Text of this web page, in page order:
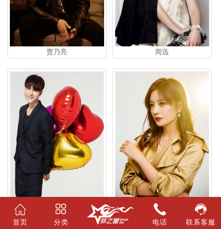
贾乃亮 周迅
陈坤
赵薇
首页
分类 电话 联系客服